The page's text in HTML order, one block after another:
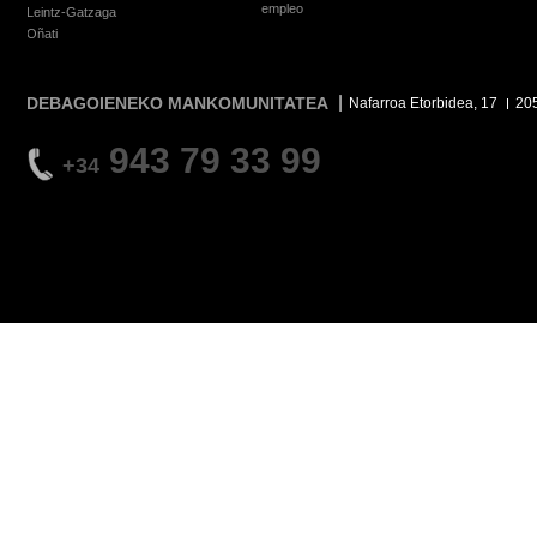
Leintz-Gatzaga
Oñati
empleo
DEBAGOIENEKO MANKOMUNITATEA Nafarroa Etorbidea, 17
+34 943 79 33 99